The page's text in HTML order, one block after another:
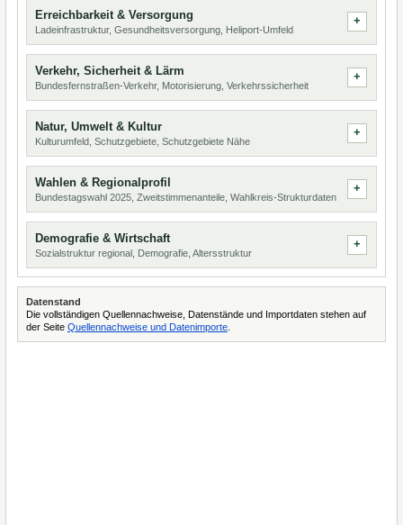
Erreichbarkeit & Versorgung
Ladeinfrastruktur, Gesundheitsversorgung, Heliport-Umfeld
Verkehr, Sicherheit & Lärm
Bundesfernstraßen-Verkehr, Motorisierung, Verkehrssicherheit
Natur, Umwelt & Kultur
Kulturumfeld, Schutzgebiete, Schutzgebiete Nähe
Wahlen & Regionalprofil
Bundestagswahl 2025, Zweitstimmenanteile, Wahlkreis-Strukturdaten
Demografie & Wirtschaft
Sozialstruktur regional, Demografie, Altersstruktur
Datenstand
Die vollständigen Quellennachweise, Datenstände und Importdaten stehen auf
der Seite Quellennachweise und Datenimporte